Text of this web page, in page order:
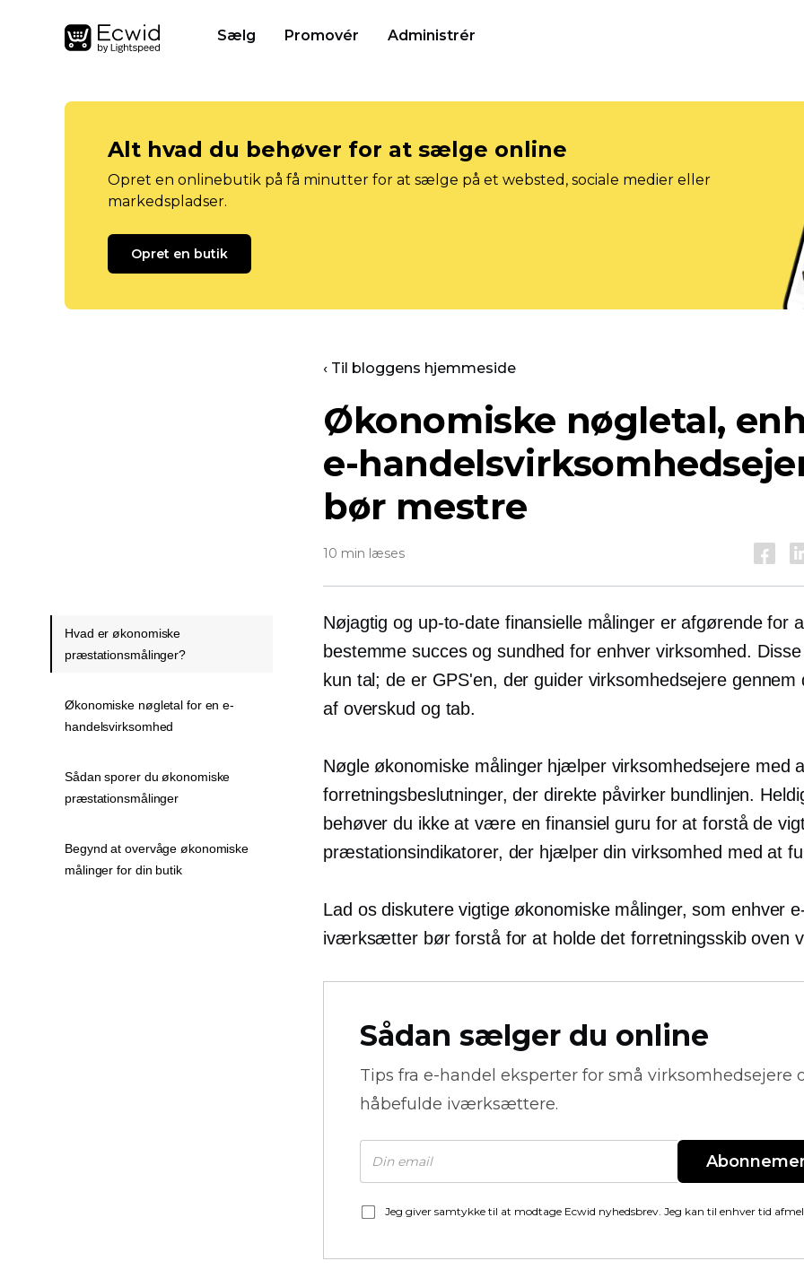
Sælg Promovér Administrér
Alt hvad du behøver for at sælge online
Opret en onlinebutik på få minutter for at sælge på et websted, sociale medier eller
markedspladser.
Opret en butik
‹ Til bloggens hjemmeside
Økonomiske nøgletal,
e-
bør mestre
10 min læses
Nøjagtig og up-to-datefinansielle målinger er afgørende for
bestemme succes og sundhed for enhver virksomhed.
kun tal; de er GPS'en, der guider virksomhedsejere gennem
af overskud og tab.
Nøgle økonomiske målinger hjælper virksomhedsejere med
forretningsbeslutninger, der direkte påvirker bundlinjen.
behøver du ikke at være en finansiel guru for at forstå de
præstationsindikatorer, der hjælper din virksomhed med at
Lad os diskutere vigtige økonomiske målinger, som enhver
iværksætter bør forstå for at holde det forretningsskib oven
Sådan sælger du online
Tips fra e-handel eksperter for små virksomhedsejere
håbefulde iværksættere.
Jeg giver samtykke til at modtage Ecwid nyhedsbrev. Jeg kan til enhver tid
Hvad er økonomiske
præstationsmålinger?
Økonomiske nøgletal for en e-
handelsvirksomhed
Sådan sporer du økonomiske
præstationsmålinger
Begynd at overvåge økonomiske
målinger for din butik